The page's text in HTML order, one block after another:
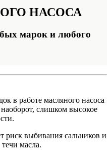
НАСОСА
марок и любого
в работе масляного насоса
слишком высокое
риск выбивания сальников и
масла.